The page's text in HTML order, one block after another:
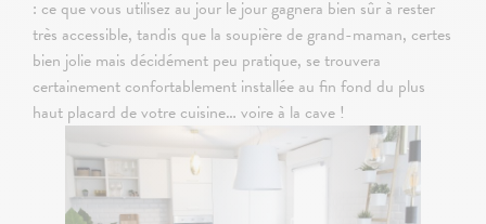
: ce que vous utilisez au jour le jour gagnera bien sûr à rester
très accessible, tandis que la soupière de grand-maman, certes
bien jolie mais décidément peu pratique, se trouvera
certainement confortablement installée au fin fond du plus
haut placard de votre cuisine… voire à la cave !